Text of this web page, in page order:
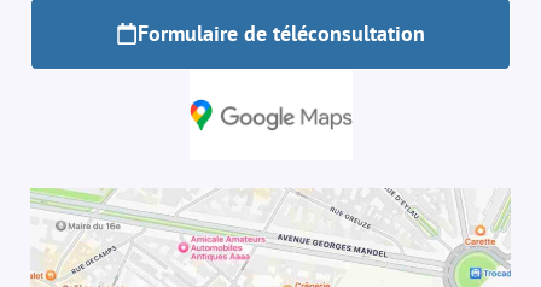
Formulaire de téléconsultation